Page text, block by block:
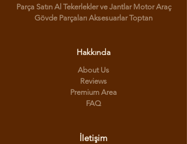
Parça Satın Al Tekerlekler ve Jantlar Motor Araç
Gövde Parçaları Aksesuarlar Toptan
Hakkında
About Us
Reviews
Premium Area
FAQ
İletişim